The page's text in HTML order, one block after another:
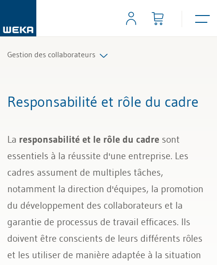
Gestion des collaborateurs
Qualification et objectifs (MbO)
Gestion d’équipe
Gestion de conflit
Coaching et développement personnel
Responsabilité et rôle du cadre
La responsabilité et le rôle du cadre sont
essentiels à la réussite d'une entreprise. Les
cadres assument de multiples tâches,
notamment la direction d'équipes, la promotion
du développement des collaborateurs et la
garantie de processus de travail efficaces. Ils
doivent être conscients de leurs différents rôles
et les utiliser de manière adaptée à la situation